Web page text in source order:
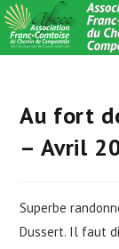
Skip
to
content
Au fort
– Avril
Superbe
Dussert. Il faut